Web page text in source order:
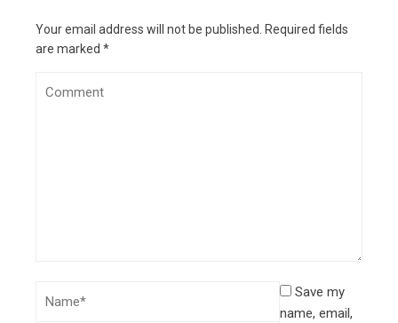
Your email address will not be published. Required fields
are marked *
Save my
name, email,